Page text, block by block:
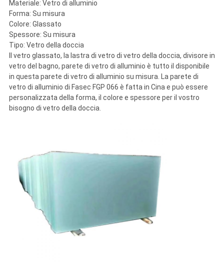
Materiale: Vetro di alluminio
Forma: Su misura
Colore: Glassato
Spessore: Su misura
Tipo: Vetro della doccia
Il vetro glassato, la lastra di vetro di vetro della doccia, divisore in
vetro del bagno, parete di vetro di alluminio è tutto il disponibile
in questa parete di vetro di alluminio su misura. La parete di
vetro di alluminio di Fasec FGP 066 è fatta in Cina e può essere
personalizzata della forma, il colore e spessore per il vostro
bisogno di vetro della doccia.